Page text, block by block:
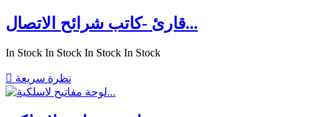
قارئ -كاتب شرائح الاتصال...
In Stock In Stock In Stock In Stock
 نظرة سريعة